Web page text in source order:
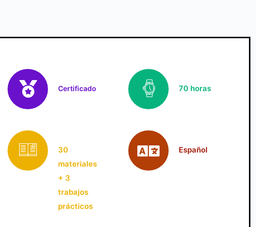
Certificado
30
materiales
+ 3
trabajos
prácticos
70 horas
Español